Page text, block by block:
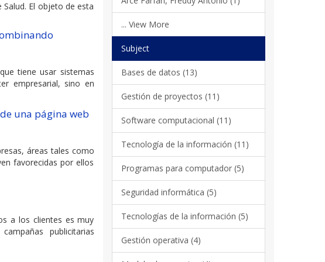
El objeto de esta
tiene usar sistemas
empresarial, sino en
una página web
áreas tales como
favorecidas por ellos
a los clientes es muy
publicitarias
... View More
Subject
Bases de datos (13)
Gestión de proyectos (11)
Software computacional (11)
Tecnología de la información (11)
Programas para computador (5)
Seguridad informática (5)
Tecnologías de la información (5)
Gestión operativa (4)